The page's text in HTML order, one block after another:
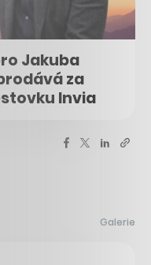
Jakuba
za
Invia
Galerie